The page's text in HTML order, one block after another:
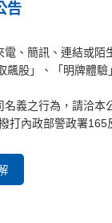
告
、簡訊、連結或陌
股」、「明牌體驗
義之行為，請洽本
打內政部警政署165
博士